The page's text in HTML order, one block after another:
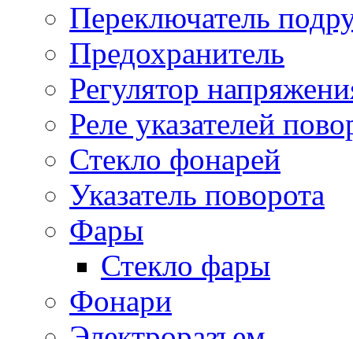
Переключатель
Предохранитель
Регулятор
Реле указателей
Стекло фонарей
Указатель поворота
Фары
Стекло фары
Фонари